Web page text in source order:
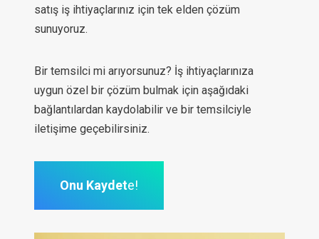
satış iş ihtiyaçlarınız için tek elden çözüm
sunuyoruz.
Bir temsilci mi arıyorsunuz? İş ihtiyaçlarınıza
uygun özel bir çözüm bulmak için aşağıdaki
bağlantılardan kaydolabilir ve bir temsilciyle
iletişime geçebilirsiniz.
Onu Kaydete!